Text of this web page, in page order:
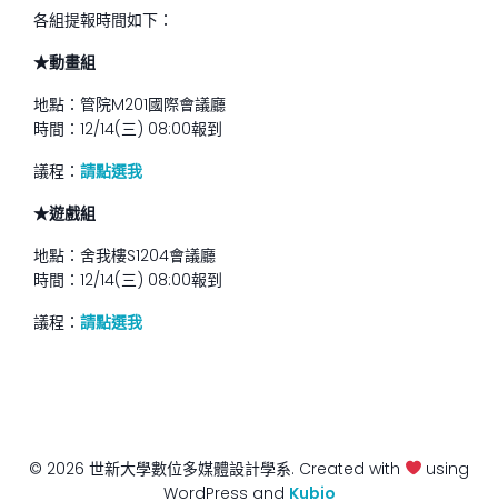
各組提報時間如下：
★動畫組
地點：管院M201國際會議廳
時間：12/14(三) 08:00報到
議程： 請點選我
★遊戲組
地點：舍我樓S1204會議廳
時間：12/14(三) 08:00報到
議程： 請點選我
© 2026 世新大學數位多媒體設計學系. Created with
using
WordPress and Kubio